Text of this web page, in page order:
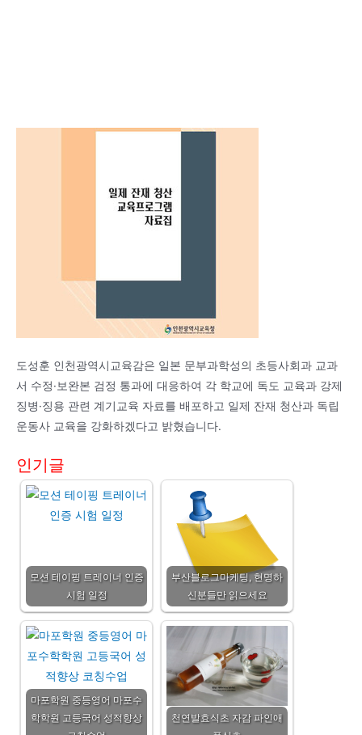
도성훈 인천광역시교육감은 일본 문부과학성의 초등사회과 교과
서 수정·보완본 검정 통과에 대응하여 각 학교에 독도 교육과 강제
징병·징용 관련 계기교육 자료를 배포하고 일제 잔재 청산과 독립
운동사 교육을 강화하겠다고 밝혔습니다.
인기글
모션 테이핑 트레이너 인증
시험 일정
부산블로그마케팅, 현명하
신분들만 읽으세요
마포학원 중등영어 마포수
학학원 고등국어 성적향상
천연발효식초 자감 파인애